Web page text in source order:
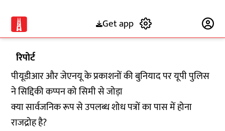
Get app
रिपोर्ट
पीयूडीआर और जेएनयू के प्रकाशनों की बुनियाद पर यूपी पुलिस
ने सिद्दिकी कप्पन को सिमी से जोड़ा
क्या सार्वजनिक रूप से उपलब्ध शोध पत्रों का पास में होना
राजद्रोह है?